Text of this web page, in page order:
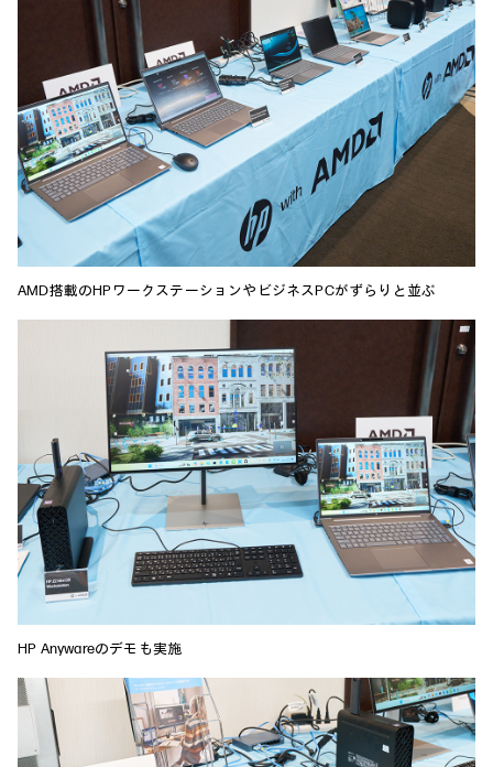
AMD搭載のHPワークステーションやビジネスPCがずらりと並ぶ
HP Anywareのデモも実施